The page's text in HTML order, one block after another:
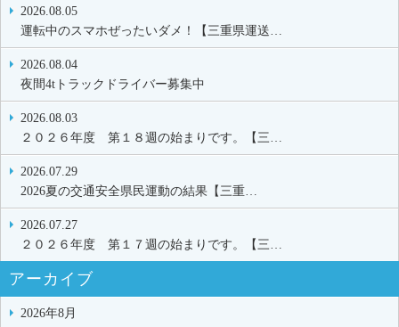
2026.08.05
運転中のスマホぜったいダメ！【三重県運送…
2026.08.04
夜間4tトラックドライバー募集中
2026.08.03
２０２６年度 第１８週の始まりです。【三…
2026.07.29
2026夏の交通安全県民運動の結果【三重…
2026.07.27
２０２６年度 第１７週の始まりです。【三…
アーカイブ
2026年8月